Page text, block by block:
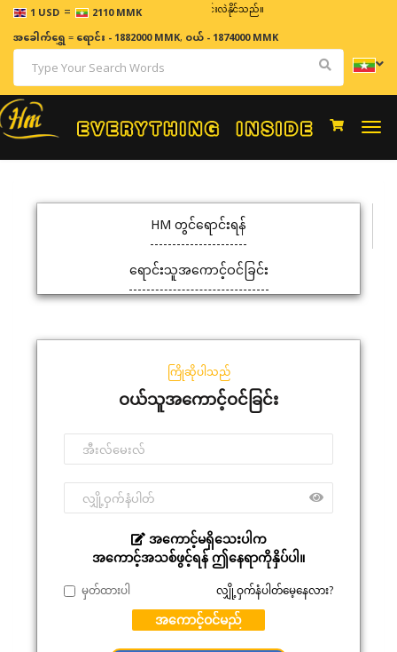
1 USD = 2110 MMK
ဈေးနှုန်းများသည် အချိန်နှင့် အမျှပြောင်းလဲနိုင်သည်။
အခေါက်ရွှေ=ရောင်း - 1882000 MMK, ဝယ် - 1874000 MMK
HM တွင်ရောင်းရန်
ရောင်းသူအကောင့်ဝင်ခြင်း
ကြိုဆိုပါသည်
ဝယ်သူအကောင့်ဝင်ခြင်း
အကောင့်မရှိသေးပါက
အကောင့်အသစ်ဖွင့်ရန် ဤနေရာကိုနှိပ်ပါ။
မှတ်ထားပါ လျှို့ဝှက်နံပါတ်မေ့နေလား?
အကောင့်ဝင်မည်